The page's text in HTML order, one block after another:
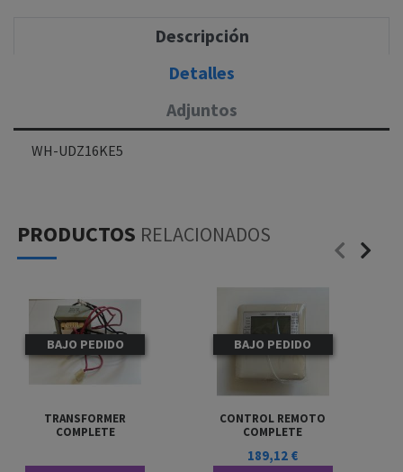
Descripción
Detalles
Adjuntos
WH-UDZ16KE5
PRODUCTOS RELACIONADOS
BAJO PEDIDO
TRANSFORMER
COMPLETE
BAJO PEDIDO
CONTROL REMOTO
COMPLETE
189,12 €